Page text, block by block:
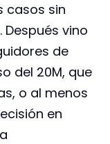
casos sin
vino
de
del 20M, que
o al menos
en